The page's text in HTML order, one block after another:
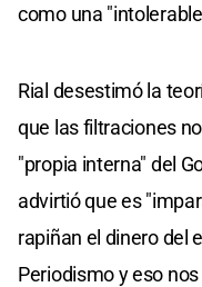
como una
Rial desestimó la
que las filtraciones
"propia interna" del
advirtió que es
rapiñan el dinero del
Periodismo y eso